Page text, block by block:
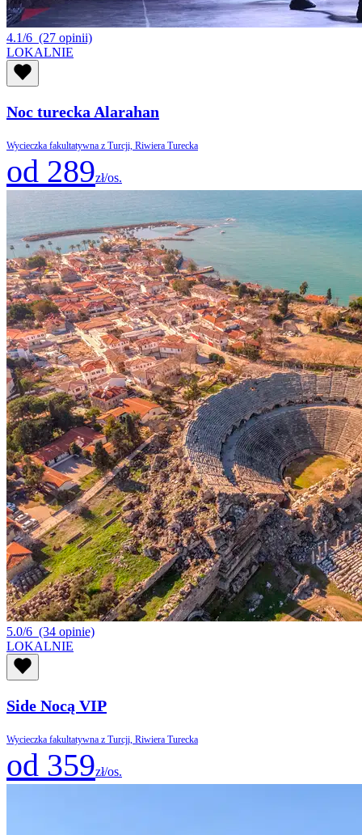
4.1/6 (27 opinii)
LOKALNIE
Noc turecka Alarahan
Wycieczka fakultatywna z Turcji, Riwiera Turecka
od 289zł/os.
5.0/6 (34 opinie)
LOKALNIE
Side Nocą VIP
Wycieczka fakultatywna z Turcji, Riwiera Turecka
od 359zł/os.